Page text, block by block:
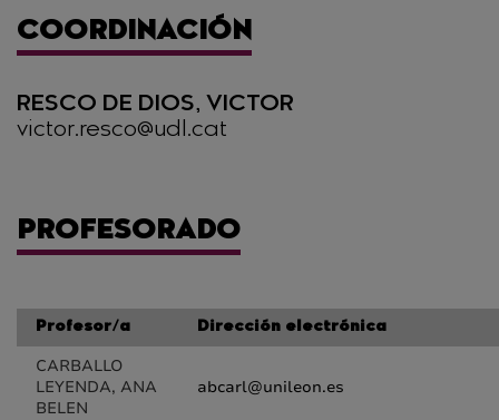
COORDINACIÓN
RESCO DE DIOS, VICTOR
victor.resco@udl.cat
PROFESORADO
Profesor/a Dirección electrónica
CARBALLO
LEYENDA, ANA
BELEN
abcarl@unileon.es